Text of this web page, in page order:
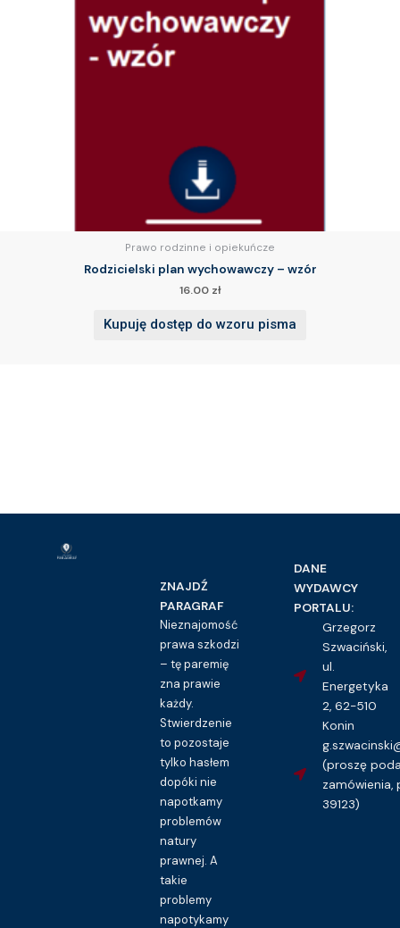
Prawo rodzinne i opiekuńcze
Rodzicielski plan wychowawczy – wzór
16.00 zł
Kupuję dostęp do wzoru pisma
ZNAJDŹ
PARAGRAF
Nieznajomość
prawa szkodzi
– tę paremię
zna prawie
każdy.
Stwierdzenie
to pozostaje
tylko hasłem
dopóki nie
napotkamy
problemów
natury
prawnej. A
takie
problemy
napotykamy
DANE
WYDAWCY
PORTALU:
Grzegorz
Szwaciński,
ul.
Energetyka
2, 62-510
Konin
(proszę
zamówienia,
39123)